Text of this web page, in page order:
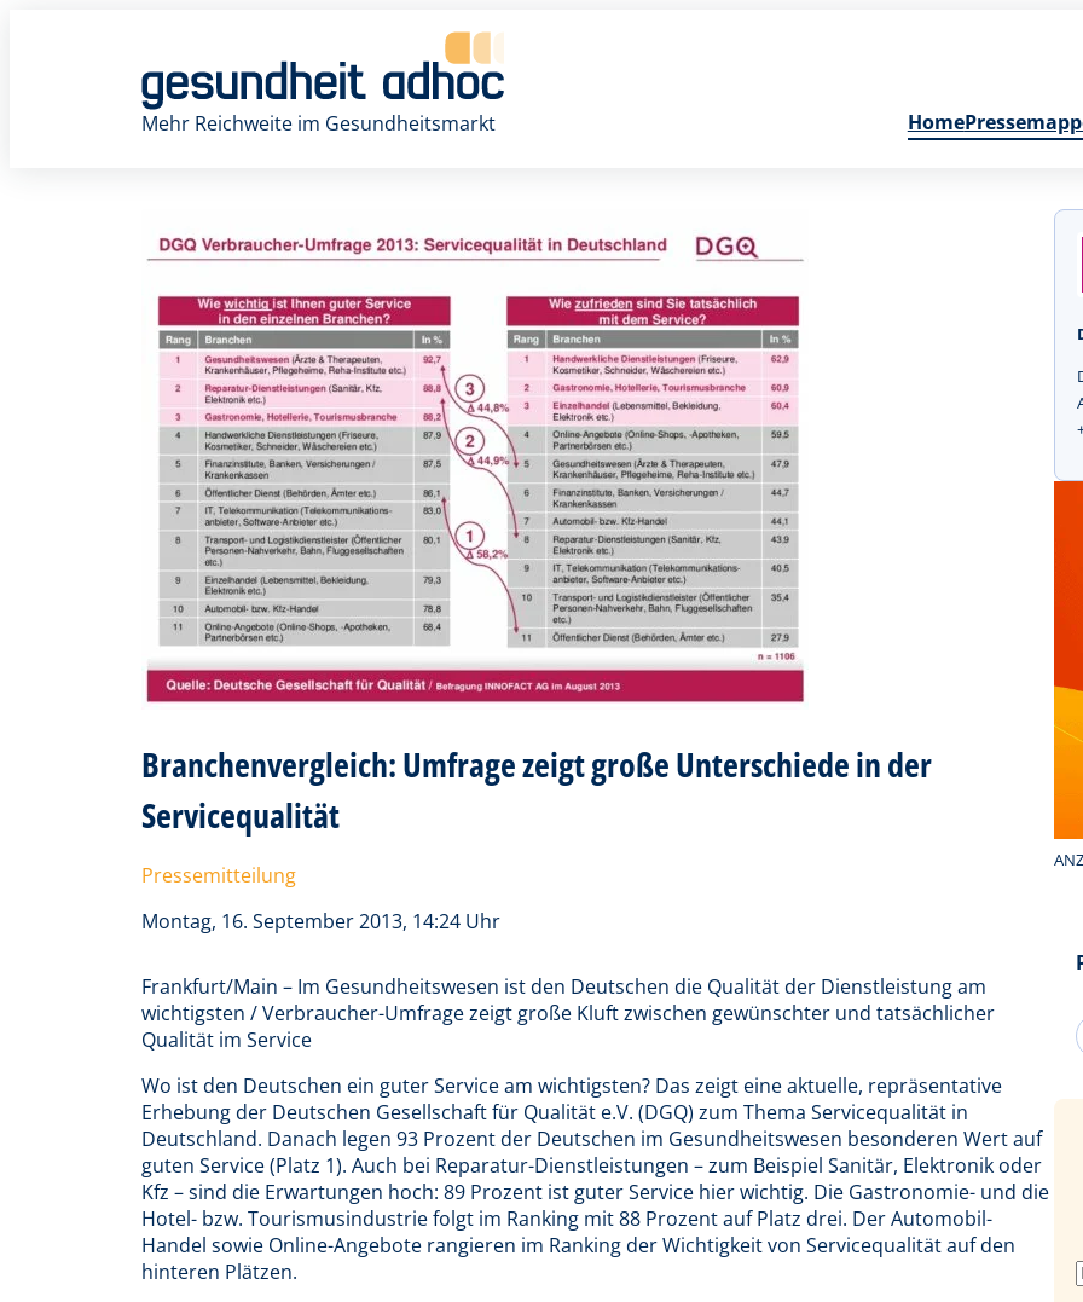
Mehr Reichweite im Gesundheitsmarkt
Home
Branchenvergleich: Umfrage zeigt große Unterschiede in der
Servicequalität
Pressemitteilung
Montag, 16. September 2013, 14:24 Uhr
Frankfurt/Main – Im Gesundheitswesen ist den Deutschen die Qualität der Dienstleistung am
wichtigsten / Verbraucher-Umfrage zeigt große Kluft zwischen gewünschter und tatsächlicher
Qualität im Service
Wo ist den Deutschen ein guter Service am wichtigsten? Das zeigt eine aktuelle, repräsentative
Erhebung der Deutschen Gesellschaft für Qualität e.V. (DGQ) zum Thema Servicequalität in
Deutschland. Danach legen 93 Prozent der Deutschen im Gesundheitswesen besonderen Wert auf
guten Service (Platz 1). Auch bei Reparatur-Dienstleistungen – zum Beispiel Sanitär, Elektronik oder
Kfz – sind die Erwartungen hoch: 89 Prozent ist guter Service hier wichtig. Die Gastronomie- und die
Hotel- bzw. Tourismusindustrie folgt im Ranking mit 88 Prozent auf Platz drei. Der Automobil-
Handel sowie Online-Angebote rangieren im Ranking der Wichtigkeit von Servicequalität auf den
hinteren Plätzen.